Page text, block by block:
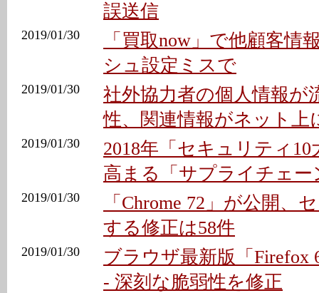
誤送信
2019/01/30
「買取now」で他顧客情
シュ設定ミスで
2019/01/30
社外協力者の個人情報が
性、関連情報がネット上
2019/01/30
2018年「セキュリティ10
高まる「サプライチェー
2019/01/30
「Chrome 72」が公開、
する修正は58件
2019/01/30
ブラウザ最新版「Firefox
- 深刻な脆弱性を修正